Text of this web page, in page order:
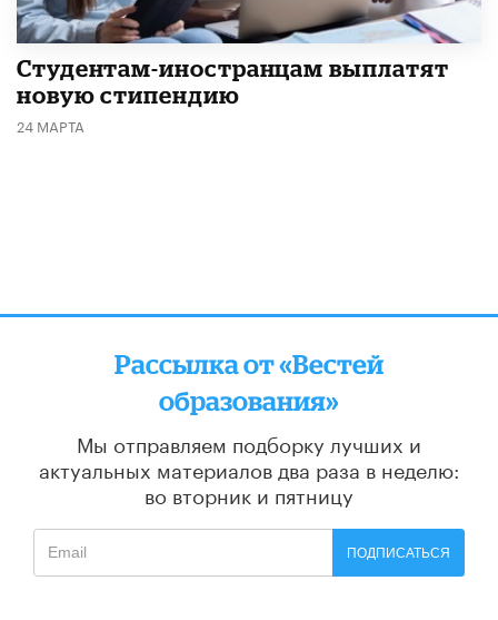
Студентам-иностранцам выплатят
новую стипендию
24 МАРТА
Рассылка от «Вестей
образования»
Мы отправляем подборку лучших и
актуальных материалов два раза в неделю:
во вторник и пятницу
ПОДПИСАТЬСЯ